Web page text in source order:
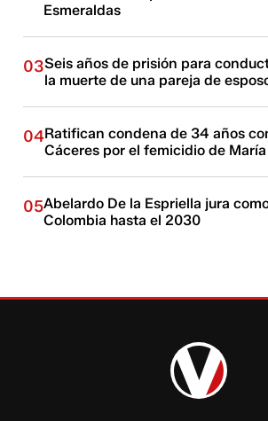
Esmeraldas
03Seis años de prisión para
la muerte de una pareja de
04Ratifican condena de 34 años
Cáceres por el femicidio de
05Abelardo De la Espriella jura
Colombia hasta el 2030